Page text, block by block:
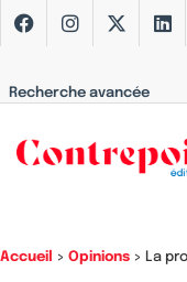
Recherche avancée
Accueil > Opinions > La